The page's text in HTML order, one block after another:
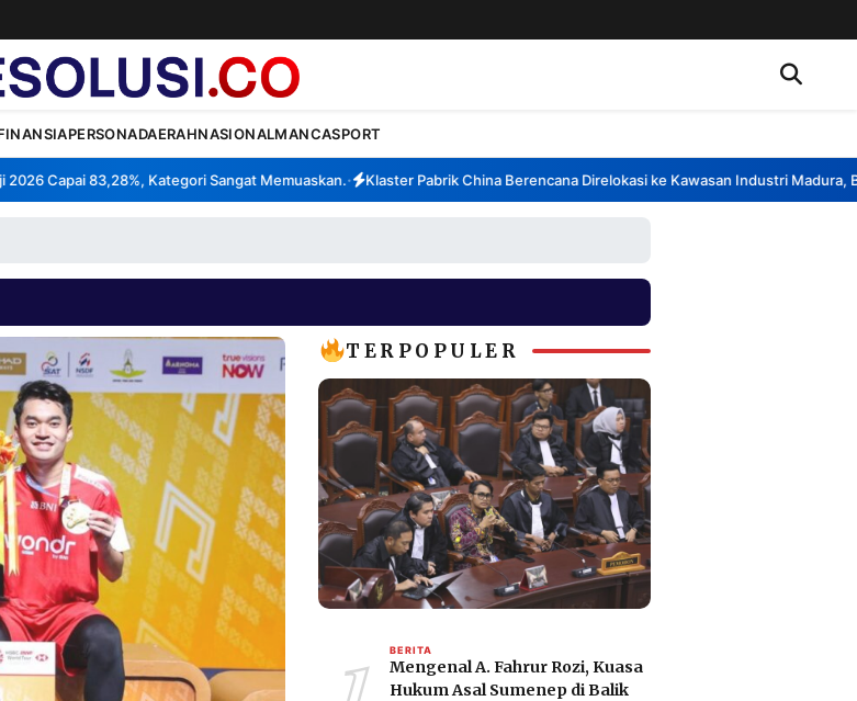
PERSONADAERAHNASIONALMANCASPORT
Capai 83,28%, Kategori Sangat Memuaskan.• Klaster Pabrik China Berencana Direlokasi ke Kawasan Industri Madura,
TERPOPULER
BERITA
Mengenal A. Fahrur Rozi, Kuasa
Hukum Asal Sumenep di Balik